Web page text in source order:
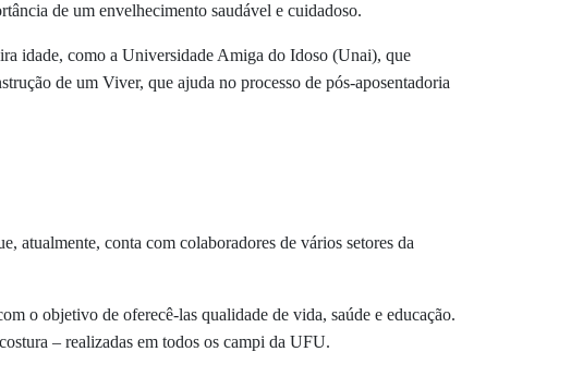
de um envelhecimento saudável e cuidadoso.
idade, como a Universidade Amiga do Idoso (Unai), que
de um Viver, que ajuda no processo de pós-aposentadoria
atualmente, conta com colaboradores de vários setores da
o objetivo de oferecê-las qualidade de vida, saúde e educação.
– realizadas em todos os campi da UFU.